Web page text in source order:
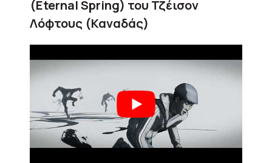
(Eternal Spring) του Τζέισον
Λόφτους (Καναδάς)